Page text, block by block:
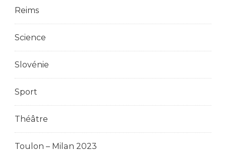
Reims
Science
Slovénie
Sport
Théâtre
Toulon – Milan 2023